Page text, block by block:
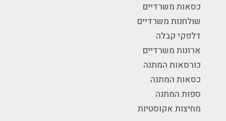
כסאות משרדיים
שולחנות משרדיים
דלפקי קבלה
ארונות משרדיים
כורסאות המתנה
כסאות המתנה
ספות המתנה
מחיצות אקוסטיות